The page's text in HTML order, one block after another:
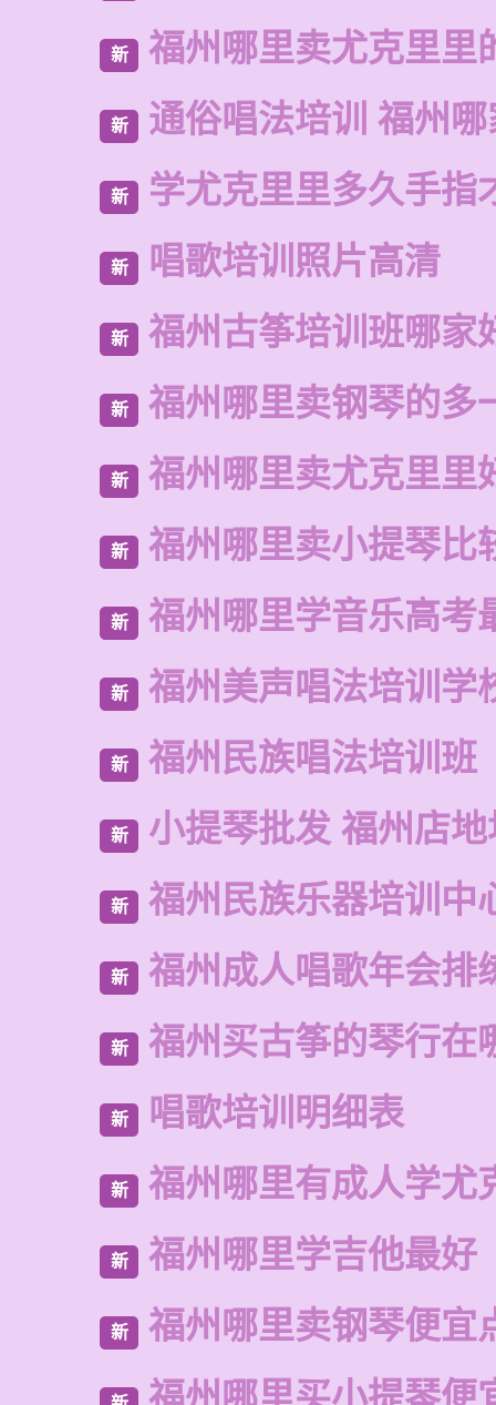
新 福州哪里卖尤克里里
新 通俗唱法培训 福州
新 学尤克里里多久手指
新 唱歌培训照片高清
新 福州古筝培训班哪家
新 福州哪里卖钢琴的多
新 福州哪里卖尤克里里
新 福州哪里卖小提琴比
新 福州哪里学音乐高考
新 福州美声唱法培训学
新 福州民族唱法培训班
新 小提琴批发 福州店
新 福州民族乐器培训中
新 福州成人唱歌年会排
新 福州买古筝的琴行在
新 唱歌培训明细表
新 福州哪里有成人学尤
新 福州哪里学吉他最好
新 福州哪里卖钢琴便宜
福州哪里买小提琴便